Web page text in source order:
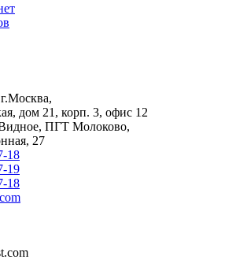
дом 21, корп. 3, офис 12
ПГТ Молоково,
27
18
19
18